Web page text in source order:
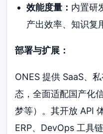
效能度量： 内置研
产出效率、知识复
部署与扩展：
ONES 提供 SaaS、
态，全面适配国产化
梦等）。其开放 API
ERP、DevOps 工具